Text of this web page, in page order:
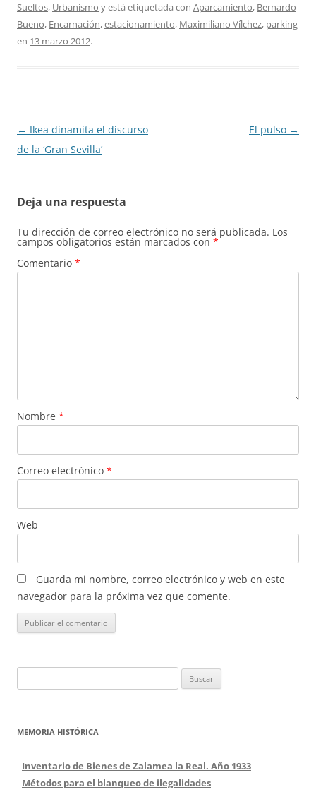
Sueltos, Urbanismo y está etiquetada con Aparcamiento, Bernardo
Bueno, Encarnación,estacionamiento, Maximiliano Vílchez, parking
en 13 marzo 2012.
Navegación
de
← Ikea dinamita el discurso
de la ‘Gran Sevilla’
El pulso →
Deja una respuesta
Tu dirección de correo electrónico no será publicada. Los
campos obligatorios están marcados con *
Comentario *
Nombre *
Correo electrónico *
Web
Guarda mi nombre, correo electrónico y web en este
navegador para la próxima vez que comente.
MEMORIA HISTÓRICA
- Inventario de Bienes de Zalamea la Real. Año 1933
- Métodos para el blanqueo de ilegalidades